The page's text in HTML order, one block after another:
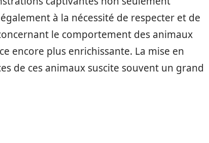
à la nécessité de respecter et de
le comportement des animaux
encore plus enrichissante. La mise en
de ces animaux suscite souvent un grand